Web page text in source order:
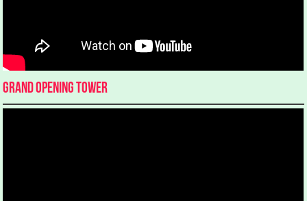
Grand Opening Tower